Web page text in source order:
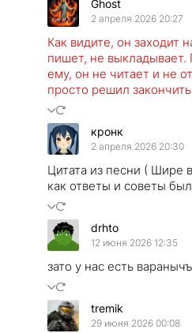
Ghost
2 апреля 2026 20:27
Как видите, он заходит
пишет, не
ему, он не читает и не
просто решил
кронк
2 апреля 2026 20:30
Цитата из песни ( Шире
как ответы и советы
drhto
12 июня 2026 12:35
зато у нас есть
tremik
29 июня 2026 00:08